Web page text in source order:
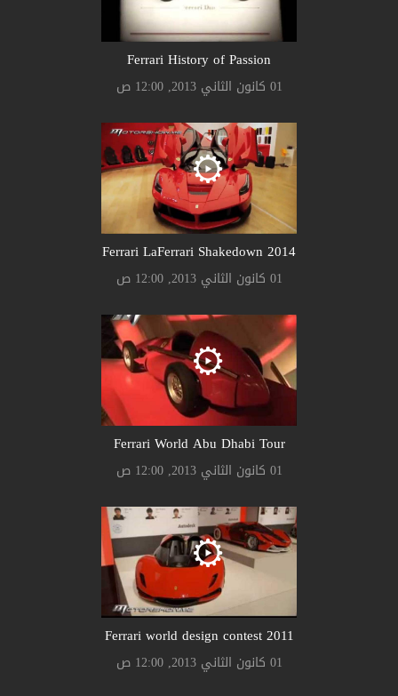
Ferrari History of Passion
01 كانون الثاني 2013, 12:00 ص
Ferrari LaFerrari Shakedown 2014
01 كانون الثاني 2013, 12:00 ص
Ferrari World Abu Dhabi Tour
01 كانون الثاني 2013, 12:00 ص
Ferrari world design contest 2011
01 كانون الثاني 2013, 12:00 ص